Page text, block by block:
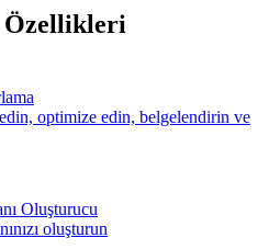
Özellikleri
optimize edin, belgelendirin ve
Oluşturucu
oluşturun